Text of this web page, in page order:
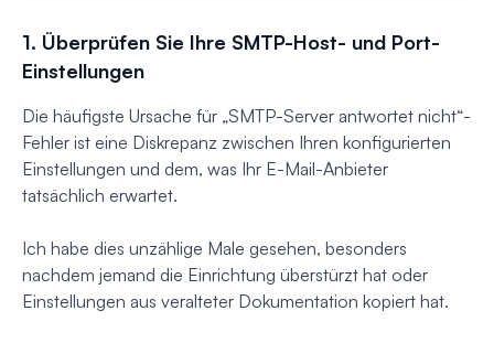
1. Überprüfen Sie Ihre SMTP-Host- und Port-
Einstellungen
Die häufigste Ursache für „SMTP-Server antwortet nicht“-
Fehler ist eine Diskrepanz zwischen Ihren konfigurierten
Einstellungen und dem, was Ihr E-Mail-Anbieter
tatsächlich erwartet.
Ich habe dies unzählige Male gesehen, besonders
nachdem jemand die Einrichtung überstürzt hat oder
Einstellungen aus veralteter Dokumentation kopiert hat.